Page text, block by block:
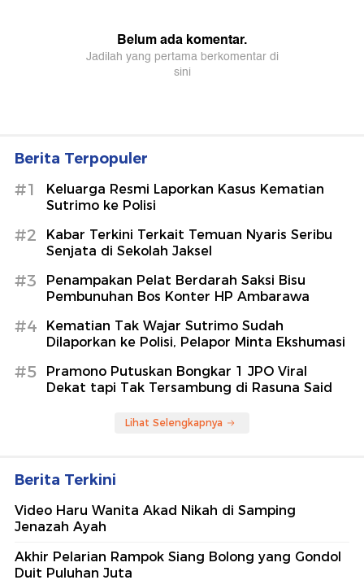
Berita Terpopuler
#1
Keluarga Resmi Laporkan Kasus Kematian
Sutrimo ke Polisi
#2
Kabar Terkini Terkait Temuan Nyaris Seribu
Senjata di Sekolah Jaksel
#3
Penampakan Pelat Berdarah Saksi Bisu
Pembunuhan Bos Konter HP Ambarawa
#4
Kematian Tak Wajar Sutrimo Sudah
Dilaporkan ke Polisi, Pelapor Minta Ekshumasi
#5
Pramono Putuskan Bongkar 1 JPO Viral
Dekat tapi Tak Tersambung di Rasuna Said
Lihat Selengkapnya
Berita Terkini
Video Haru Wanita Akad Nikah di Samping
Jenazah Ayah
Akhir Pelarian Rampok Siang Bolong yang Gondol
Duit Puluhan Juta